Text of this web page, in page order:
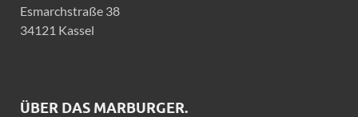
Esmarchstraße 38
34121 Kassel
ÜBER DAS MARBURGER.